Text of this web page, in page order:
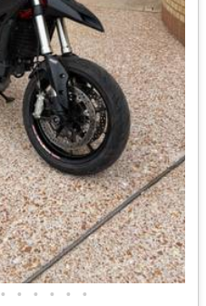
• • • • • •